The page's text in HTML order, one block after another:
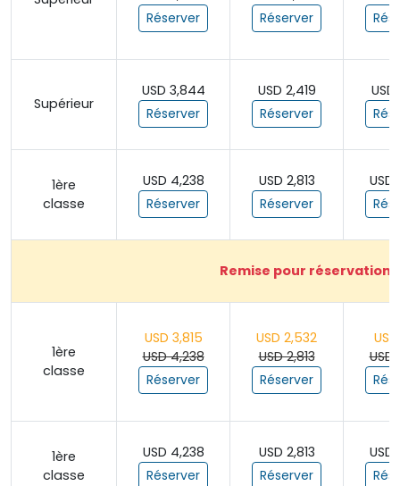
Réserver
Réserver
Supérieur
USD 3,844
Réserver
USD 2,419
Réserver
USD
1ère
classe
USD 4,238
Réserver
USD 2,813
Réserver
USD
Remise pour réservation
1ère
classe
USD 3,815
USD 4,238
Réserver
USD 2,532
USD 2,813
Réserver
USD
USD
1ère
classe
USD 4,238
Réserver
USD 2,813
Réserver
USD